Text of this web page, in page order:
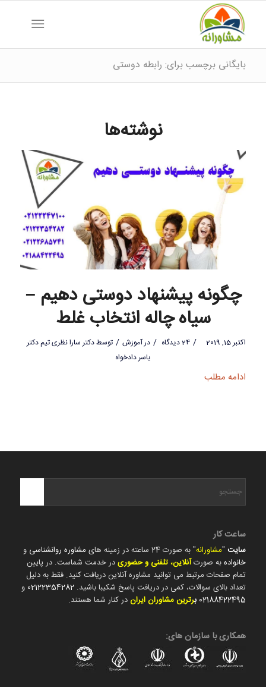
بایگانی برچسب برای: رابطه دوستی
نوشته‌ها
چگونه پیشنهاد دوستی دهیم –
سیاه چاله انتخاب غلط
اکتبر 15, 2019 / 24 دیدگاه / درآموزش / توسطدکتر سارا نظری تیم دکتر
یاسر دادخواه
ادامه مطلب
ساعت کار
سایت"مشاورانه" به صورت 24 ساعته در زمینه های مشاوره روانشناسی و
خانوادهبه صورتآنلاین، تلفنی و حضوریدر خدمت شماست. در پایین
تمام صفحات مرتبط می توانید مشاوره آنلاین دریافت کنید. فقط به دلیل
تعداد بالای سوالات، کمی در دریافت پاسخ شکیبا باشید. 02122354282 و
02188422495 برترین مشاوران ایراندر کنار شما هستند.
همکاری با سازمان های: